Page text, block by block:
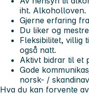
iht. Alkoholloven.
Gjerne erfaring
Du liker og
Fleksibilitet, villig
også natt.
Aktivt bidrar til et
Gode
norsk- /
Hva du kan forvente